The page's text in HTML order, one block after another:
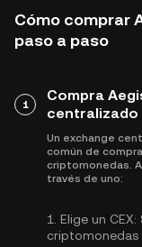
Cómo comprar
paso a paso
1
Compra
centralizado
Un exchange
común de
criptomonedas.
través de uno:
1. Elige un CEX:
criptomonedas